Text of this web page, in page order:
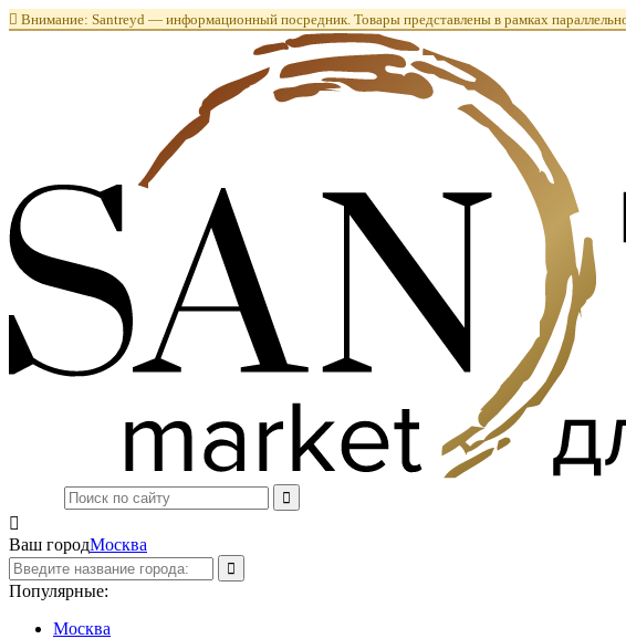
 Внимание: Santreyd — информационный посредник. Товары представлены в рамках

Ваш городМосква
Популярные:
Москва